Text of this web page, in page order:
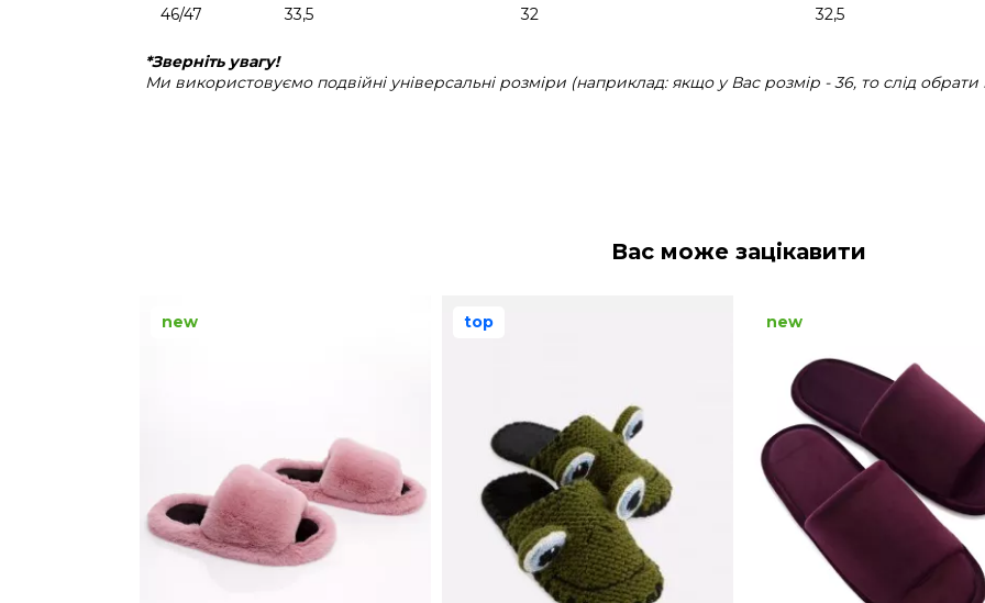
46/47
33,5 32 32,5
*Зверніть увагу!
Ми використовуємо подвійні універсальні розміри (наприклад: якщо у Вас розмір - 36, то слід
Вас може зацікавити
new top new